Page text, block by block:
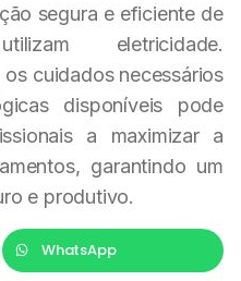
segura e eficiente de
eletricidade.
cuidados necessários
disponíveis pode
a maximizar a
garantindo um
e produtivo.
WhatsApp